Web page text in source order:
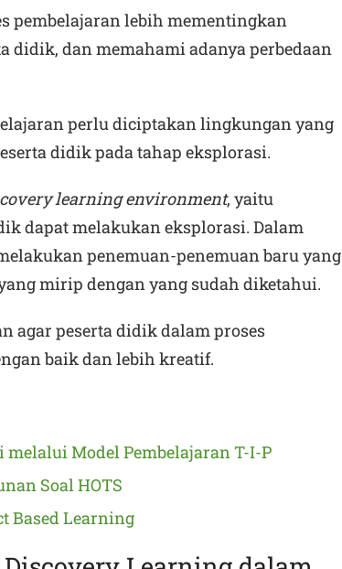
pembelajaran lebih mementingkan
didik, dan memahami adanya perbedaan
perlu diciptakan lingkungan yang
didik pada tahap eksplorasi.
learning environment, yaitu
dapat melakukan eksplorasi. Dalam
penemuan-penemuan baru yang
mirip dengan yang sudah diketahui.
agar peserta didik dalam proses
baik dan lebih kreatif.
Model Pembelajaran T-I-P
Soal HOTS
Based Learning